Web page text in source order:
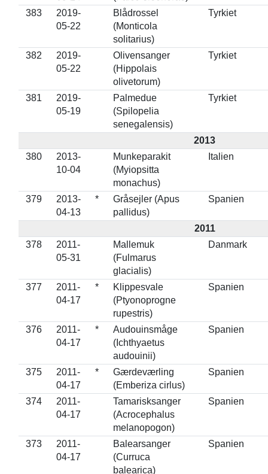
383
2019-
05-22
Blådrossel
(Monticola
solitarius)
Tyrkiet
382
2019-
05-22
Olivensanger
(Hippolais
olivetorum)
Tyrkiet
381
2019-
05-19
Palmedue
(Spilopelia
senegalensis)
Tyrkiet
2013
380
2013-
10-04
Munkeparakit
(Myiopsitta
monachus)
Italien
379
2013-
04-13
*
Gråsejler (Apus
pallidus)
Spanien
2011
378
2011-
05-31
Mallemuk
(Fulmarus
glacialis)
Danmark
377
2011-
04-17
*
Klippesvale
(Ptyonoprogne
rupestris)
Spanien
376
2011-
04-17
*
Audouinsmåge
(Ichthyaetus
audouinii)
Spanien
375
2011-
04-17
*
Gærdeværling
(Emberiza cirlus)
Spanien
374
2011-
04-17
Tamarisksanger
(Acrocephalus
melanopogon)
Spanien
373
2011-
04-17
Balearsanger
(Curruca
balearica)
Spanien